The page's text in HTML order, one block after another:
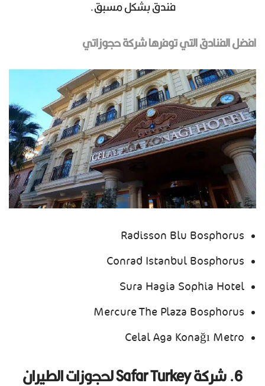
فندق بشكل مسبق.
افضل الفنادق التي توفرها شركة حجوزاتي
Radisson Blu Bosphorus
Conrad Istanbul Bosphorus
Sura Hagia Sophia Hotel
Mercure The Plaza Bosphorus
Celal Aga Konağı Metro
6. شركة Safar Turkey لحجوزات الطيران